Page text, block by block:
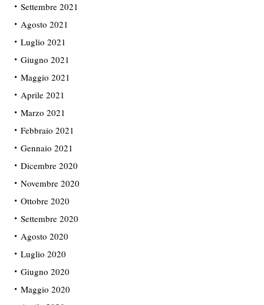
Settembre 2021
Agosto 2021
Luglio 2021
Giugno 2021
Maggio 2021
Aprile 2021
Marzo 2021
Febbraio 2021
Gennaio 2021
Dicembre 2020
Novembre 2020
Ottobre 2020
Settembre 2020
Agosto 2020
Luglio 2020
Giugno 2020
Maggio 2020